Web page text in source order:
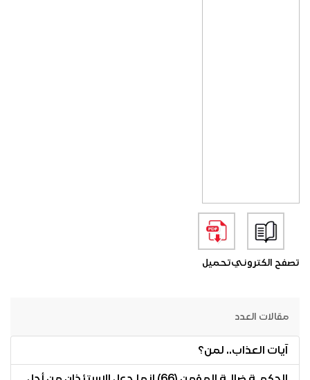
تصفح الكترونيتحميل
مقالات العدد
آيات العذاب.. لمن؟